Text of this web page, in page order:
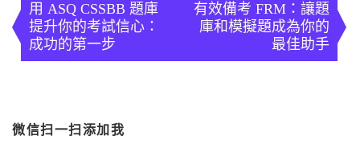
章
導
覽
用 ASQ CSSBB 題庫
提升你的考試信心：
成功的第一步
有效備考 FRM：讓題
庫和模擬題成為你的
最佳助手
微信扫一扫添加我